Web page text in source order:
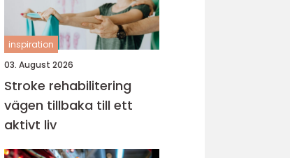
inspiration
03. August 2026
Stroke rehabilitering
vägen tillbaka till ett
aktivt liv